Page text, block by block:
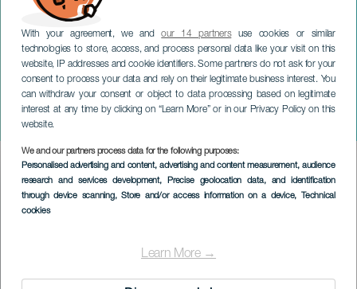
With your agreement, we andour 14 partnersuse cookies or similar
technologies to store, access, and process personal data like your visit on this
website, IP addresses and cookie identifiers. Some partners do not ask for your
consent to process your data and rely on their legitimate business interest. You
can withdraw your consent or object to data processing based on legitimate
interest at any time by clicking on “Learn More” or in our Privacy Policy on this
website.
We and our partners process data for the following purposes:
Personalised advertising and content, advertising and content measurement, audience
research and services development, Precise geolocation data, and identification
through device scanning, Store and/or access information on a device, Technical
cookies
Learn More →
Tubulair Qt i konsert
TENERIFE
Imagen
Listado